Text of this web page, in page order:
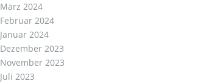
März 2024
Februar 2024
Januar 2024
Dezember 2023
November 2023
Juli 2023